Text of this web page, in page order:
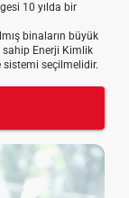
10 yılda bir
binaların büyük
sahip Enerji Kimlik
sistemi seçilmelidir.